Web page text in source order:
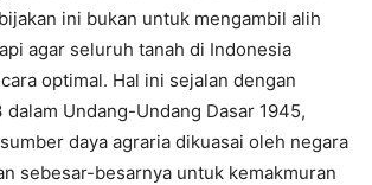
ini bukan untuk mengambil alih
agar seluruh tanah di Indonesia
optimal. Hal ini sejalan dengan
dalam Undang-Undang Dasar 1945,
daya agraria dikuasai oleh negara
sebesar-besarnya untuk kemakmuran